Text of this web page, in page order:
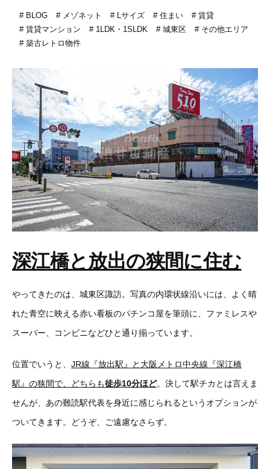
BLOG メゾネット Lサイズ 住まい
賃貸
賃貸マンション
1LDK・1SLDK 城東区
その他エリア
築古レトロ物件
深江橋と放出の狭間に住む
やってきたのは、城東区諏訪。写真の内環状線沿いには、よく晴
れた青空に映える赤い看板のパチンコ屋を筆頭に、ファミレスや
スーパー、コンビニなどひと通り揃っています。
位置でいうと、 JR線『放出駅』と大阪メトロ中央線『深江橋
駅』の狭間で、どちらも徒歩10分ほど。決して駅チカとは言えま
せんが、あの難読駅代表を身近に感じられるというオプションが
ついてきます。どうぞ、ご遠慮なさらず。